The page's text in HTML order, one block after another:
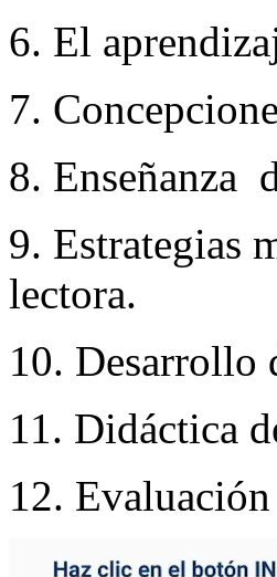
6. El
7.
8. Enseñanza
9. Estrategias
lectora.
10. Desarrollo
11. Didáctica
12.